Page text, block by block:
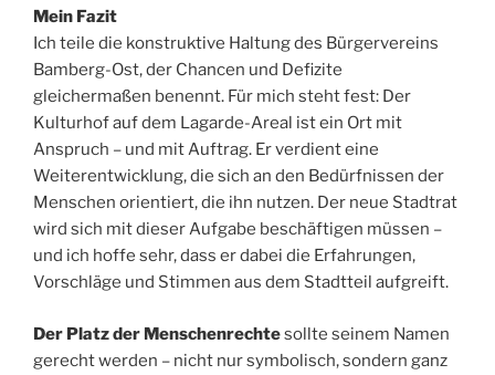
Mein Fazit
Ich teile die konstruktive Haltung des Bürgervereins
Bamberg-Ost, der Chancen und Defizite
gleichermaßen benennt. Für mich steht fest: Der
Kulturhof auf dem Lagarde-Areal ist ein Ort mit
Anspruch – und mit Auftrag. Er verdient eine
Weiterentwicklung, die sich an den Bedürfnissen der
Menschen orientiert, die ihn nutzen. Der neue Stadtrat
wird sich mit dieser Aufgabe beschäftigen müssen –
und ich hoffe sehr, dass er dabei die Erfahrungen,
Vorschläge und Stimmen aus dem Stadtteil aufgreift.
Der Platz der Menschenrechtesollte seinem Namen
gerecht werden – nicht nur symbolisch, sondern ganz